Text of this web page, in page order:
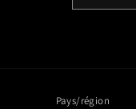
Pays/région